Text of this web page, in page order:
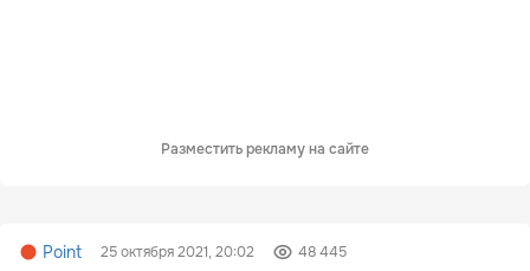
Разместить рекламу на сайте
Point 25 октября 2021, 20:02 48 445